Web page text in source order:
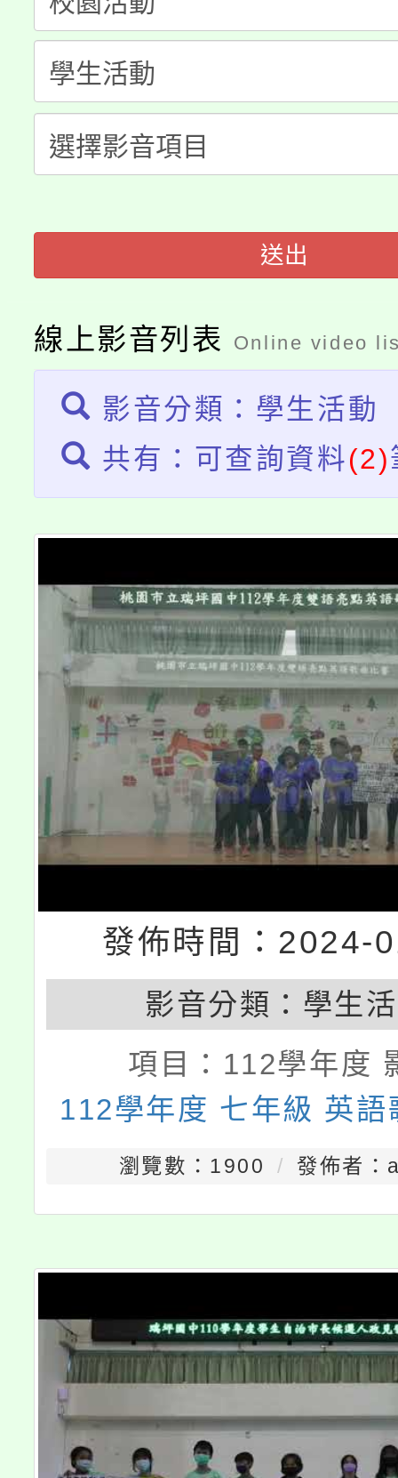
場熱烈登場!
8/21下午1時於龍潭區
徵才活動。
YOUNG桃局內行報名
局官網。
8月14至27日，桃園電
開!
115年桃園市運動會8/
視費優惠，中低收入戶
者。
大園自造教育及科技中
大溪自造教育及科技中
份教師研習
淨零綠生活教案入校路
會
115年食農教育專業人
程
送出
線上影音列表 Online video
影音分類：學生活動
共有：可查詢資料(2)
發佈時間：2024-
影音分類： 學生
項目： 112學年度
112學年度 七年級 英語
瀏覽數：1900 發佈者：